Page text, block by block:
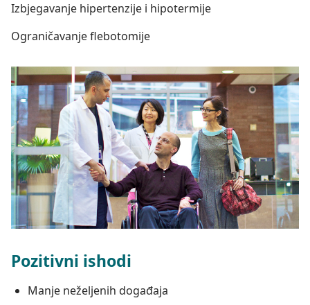
Izbjegavanje hipertenzije i hipotermije
Ograničavanje flebotomije
Pozitivni ishodi
Manje neželjenih događaja